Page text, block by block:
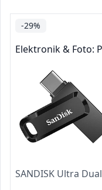
-29%
Elektronik & Foto: